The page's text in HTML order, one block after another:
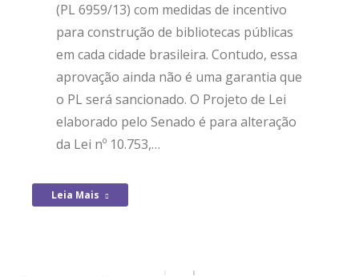
(PL 6959/13) com medidas de incentivo
para construção de bibliotecas públicas
em cada cidade brasileira. Contudo, essa
aprovação ainda não é uma garantia que
o PL será sancionado. O Projeto de Lei
elaborado pelo Senado é para alteração
da Lei nº 10.753,…
Leia Mais